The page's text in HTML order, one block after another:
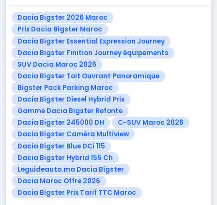
Dacia Bigster 2026 Maroc
Prix Dacia Bigster Maroc
Dacia Bigster Essential Expression Journey
Dacia Bigster Finition Journey équipements
SUV Dacia Maroc 2026
Dacia Bigster Toit Ouvrant Panoramique
Bigster Pack Parking Maroc
Dacia Bigster Diesel Hybrid Prix
Gamme Dacia Bigster Refonte
Dacia Bigster 245000 DH
C-SUV Maroc 2026
Dacia Bigster Caméra Multiview
Dacia Bigster Blue DCi 115
Dacia Bigster Hybrid 155 Ch
Leguideauto.ma Dacia Bigster
Dacia Maroc Offre 2026
Dacia Bigster Prix Tarif TTC Maroc